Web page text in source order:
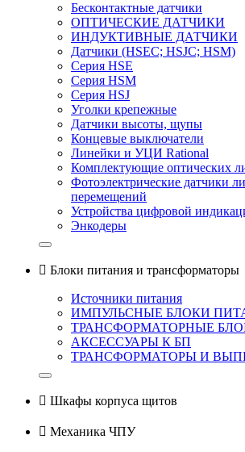
Бесконтактные датчики
ОПТИЧЕСКИЕ ДАТЧИКИ
ИНДУКТИВНЫЕ ДАТЧИКИ
Датчики (HSEС; HSJС; HSM)
Серия HSE
Серия HSM
Серия HSJ
Уголки крепежные
Датчики высоты, щупы
Концевые выключатели
Линейки и УЦИ Rational
Комплектующие оптических
Фотоэлектрические датчики
перемещений
Устройства цифровой
Энкодеры
 Блоки питания и трансформаторы
Источники питания
ИМПУЛЬСНЫЕ БЛОКИ
ТРАНСФОРМАТОРНЫЕ
АКСЕССУАРЫ К БП
ТРАНСФОРМАТОРЫ И
 Шкафы корпуса щитов
 Механика ЧПУ